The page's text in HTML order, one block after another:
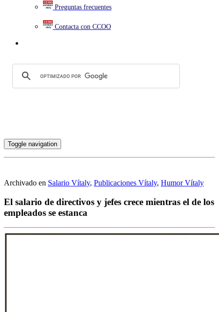
Preguntas frecuentes
Contacta con CCOO
Toggle navigation
Archivado en Salario Vítaly, Publicaciones Vítaly, Humor Vítaly
El salario de directivos y jefes crece mientras el de los
empleados se estanca